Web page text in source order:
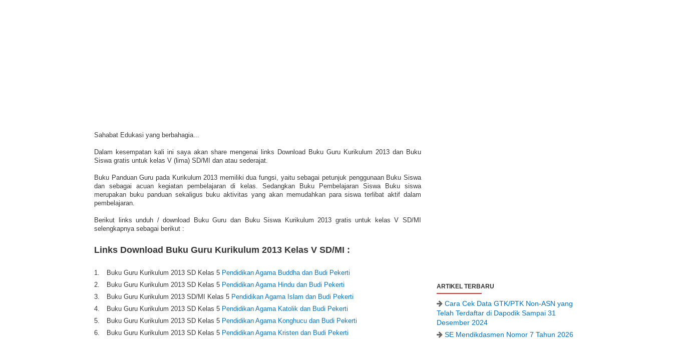
Sahabat Edukasi yang berbahagia...
Dalam kesempatan kali ini saya akan share mengenai links Download Buku Guru Kurikulum 2013 dan Buku
Siswa gratis untuk kelas V (lima) SD/MI dan atau sederajat.
Buku Panduan Guru pada Kurikulum 2013 memiliki dua fungsi, yaitu sebagai petunjuk penggunaan Buku Siswa
dan sebagai acuan kegiatan pembelajaran di kelas. Sedangkan Buku Pembelajaran Siswa Buku siswa
merupakan buku panduan sekaligus buku aktivitas yang akan memudahkan para siswa terlibat aktif dalam
pembelajaran.
Berikut links unduh / download Buku Guru dan Buku Siswa Kurikulum 2013 gratis untuk kelas V SD/MI
selengkapnya sebagai berikut :
Links Download Buku Guru Kurikulum 2013 Kelas V SD/MI :
1. Buku Guru Kurikulum 2013 SD Kelas 5 Pendidikan Agama Buddha dan Budi Pekerti
2.
Buku Guru Kurikulum 2013 SD Kelas 5 Pendidikan Agama Hindu dan Budi Pekerti
3.
Buku Guru Kurikulum 2013 SD/MI Kelas 5 Pendidikan Agama Islam dan Budi Pekerti
4.
Buku Guru Kurikulum 2013 SD Kelas 5 Pendidikan Agama Katolik dan Budi Pekerti
5.
Buku Guru Kurikulum 2013 SD Kelas 5 Pendidikan Agama Konghucu dan Budi Pekerti
6.
Buku Guru Kurikulum 2013 SD Kelas 5 Pendidikan Agama Kristen dan Budi Pekerti
ARTIKEL TERBARU
Cara Cek Data GTK/PTK Non-ASN yang
Telah Terdaftar di Dapodik Sampai 31
Desember 2024
SE Mendikdasmen Nomor 7 Tahun 2026